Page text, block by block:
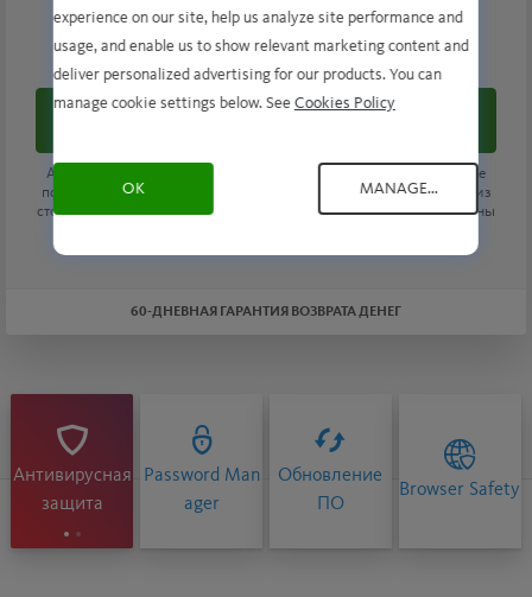
$ 34.99/ Первый Год
$70.99
Автоматическое продление по цене
/ год, пока продление
подписки не будет отменено. Экономия рассчитывается исходя из
стоимости продления. Подробные сведения о подписке приведены
60-ДНЕВНАЯ ГАРАНТИЯ ВОЗВРАТА ДЕНЕГ
Антивирусная
защита
Password Man
ager
Обновление
ПО
Browser Safety
experience on our site, help us analyze site performance and
usage, and enable us to show relevant marketing content and
deliver personalized advertising for our products. You can
manage cookie settings below. See Cookies Policy
OK MANAGE...